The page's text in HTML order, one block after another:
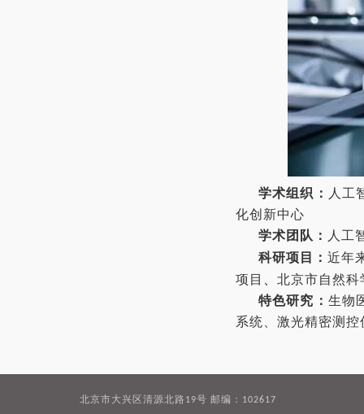
学术组织： 人工
化创新中心
学术团队： 人工
科研项目：近年
项目
北京市自然科
特色研究： 生物
系统、激光精密测
北京市大兴区清源北路19号 邮编：102617